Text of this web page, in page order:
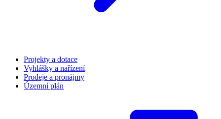
Projekty a dotace
Vyhlášky a nařízení
Prodeje a pronájmy
Územní plán